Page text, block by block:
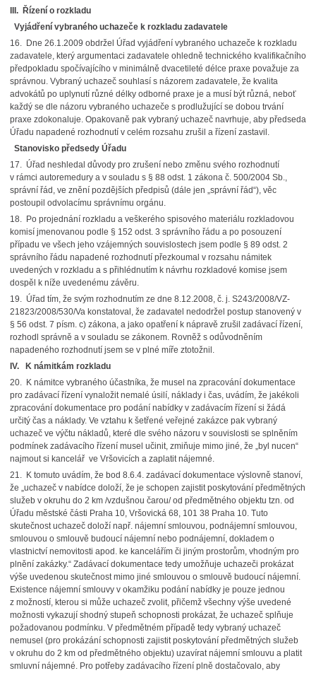
III. Řízení o rozkladu
Vyjádření vybraného uchazeče k rozkladu zadavatele
16. Dne 26.1.2009 obdržel Úřad vyjádření vybraného uchazeče k rozkladu
zadavatele, který argumentaci zadavatele ohledně technického kvalifikačního
předpokladu spočívajícího v minimálně dvacetileté délce praxe považuje za
správnou. Vybraný uchazeč souhlasí s názorem zadavatele, že kvalita
advokátů po uplynutí různé délky odborné praxe je a musí být různá, neboť
každý se dle názoru vybraného uchazeče s prodlužující se dobou trvání
praxe zdokonaluje. Opakovaně pak vybraný uchazeč navrhuje, aby předseda
Úřadu napadené rozhodnutí v celém rozsahu zrušil a řízení zastavil.
Stanovisko předsedy Úřadu
17. Úřad neshledal důvody pro zrušení nebo změnu svého rozhodnutí
v rámci autoremedury a v souladu s § 88 odst. 1 zákona č. 500/2004 Sb.,
správní řád, ve znění pozdějších předpisů (dále jen „správní řád“), věc
postoupil odvolacímu správnímu orgánu.
18. Po projednání rozkladu a veškerého spisového materiálu rozkladovou
komisí jmenovanou podle § 152 odst. 3 správního řádu a po posouzení
případu ve všech jeho vzájemných souvislostech jsem podle § 89 odst. 2
správního řádu napadené rozhodnutí přezkoumal v rozsahu námitek
uvedených v rozkladu a s přihlédnutím k návrhu rozkladové komise jsem
dospěl k níže uvedenému závěru.
19. Úřad tím, že svým rozhodnutím ze dne 8.12.2008, č. j. S243/2008/VZ-
21823/2008/530/Va konstatoval, že zadavatel nedodržel postup stanovený v
§ 56 odst. 7 písm. c) zákona, a jako opatření k nápravě zrušil zadávací řízení,
rozhodl správně a v souladu se zákonem. Rovněž s odůvodněním
napadeného rozhodnutí jsem se v plné míře ztotožnil.
IV. K námitkám rozkladu
20. K námitce vybraného účastníka, že musel na zpracování dokumentace
pro zadávací řízení vynaložit nemalé úsilí, náklady i čas, uvádím, že jakékoli
zpracování dokumentace pro podání nabídky v zadávacím řízení si žádá
určitý čas a náklady. Ve vztahu k šetřené veřejné zakázce pak vybraný
uchazeč ve výčtu nákladů, které dle svého názoru v souvislosti se splněním
podmínek zadávacího řízení musel učinit, zmiňuje mimo jiné, že „byl nucen“
najmout si kancelář ve Vršovicích a zaplatit nájemné.
21. K tomuto uvádím, že bod 8.6.4. zadávací dokumentace výslovně stanoví,
že „uchazeč v nabídce doloží, že je schopen zajistit poskytování předmětných
služeb v okruhu do 2 km /vzdušnou čarou/ od předmětného objektu tzn. od
Úřadu městské části Praha 10, Vršovická 68, 101 38 Praha 10. Tuto
skutečnost uchazeč doloží např. nájemní smlouvou, podnájemní smlouvou,
smlouvou o smlouvě budoucí nájemní nebo podnájemní, dokladem o
vlastnictví nemovitosti apod. ke kancelářím či jiným prostorům, vhodným pro
plnění zakázky.“ Zadávací dokumentace tedy umožňuje uchazeči prokázat
výše uvedenou skutečnost mimo jiné smlouvou o smlouvě budoucí nájemní.
Existence nájemní smlouvy v okamžiku podání nabídky je pouze jednou
z možností, kterou si může uchazeč zvolit, přičemž všechny výše uvedené
možnosti vykazují shodný stupeň schopnosti prokázat, že uchazeč splňuje
požadovanou podmínku. V předmětném případě tedy vybraný uchazeč
nemusel (pro prokázání schopnosti zajistit poskytování předmětných služeb
v okruhu do 2 km od předmětného objektu) uzavírat nájemní smlouvu a platit
smluvní nájemné. Pro potřeby zadávacího řízení plně dostačovalo, aby